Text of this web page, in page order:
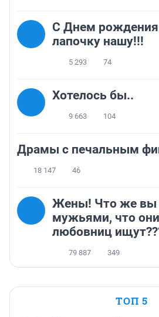
С Днем рождения
лапочку нашу!!!
5 293 74
Хотелось бы..
9 663 104
Драмы с печальным
18 147 46
Жены! Что же вы
мужьями, что
любовниц
79 887 349
ТОП 5